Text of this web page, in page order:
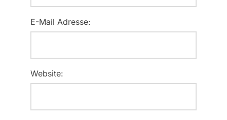
E-Mail Adresse:
Website: